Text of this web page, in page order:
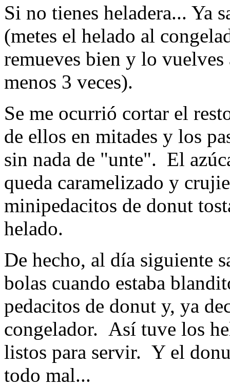
Si no tienes heladera... Ya
(metes el helado al
remueves bien y lo
menos 3 veces).
Se me ocurrió cortar el
de ellos en mitades y los
sin nada de "unte". El
queda caramelizado y
minipedacitos de donut
helado.
De hecho, al día siguiente
bolas cuando estaba
pedacitos de donut y, ya
congelador. Así tuve los
listos para servir. Y el
todo mal...